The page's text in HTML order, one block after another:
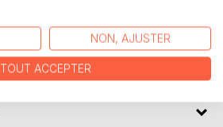
NON, AJUSTER
TOUT ACCEPTER